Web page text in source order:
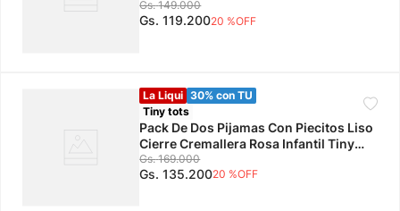
Gs. 149.000
Gs. 119.20020 %OFF
La Liqui 30% con TU
Tiny tots
Pack De Dos Pijamas Con Piecitos Liso
Cierre Cremallera Rosa Infantil Tiny
Tots
Gs. 169.000
Gs. 135.20020 %OFF